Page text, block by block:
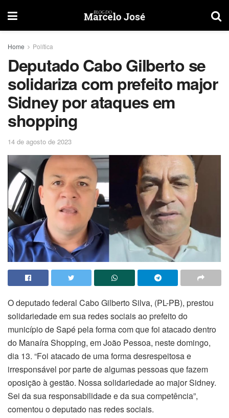
Home Política
Deputado Cabo Gilberto se
solidariza com prefeito major
Sidney por ataques em
shopping
14 de agosto de 2023
O deputado federal Cabo Gilberto Silva, (PL-PB), prestou
solidariedade em sua redes sociais ao prefeito do
município de Sapé pela forma com que foi atacado dentro
do Manaíra Shopping, em João Pessoa, neste domingo,
dia 13. “Foi atacado de uma forma desrespeitosa e
irresponsável por parte de algumas pessoas que fazem
oposição à gestão. Nossa solidariedade ao major Sidney.
Sei da sua responsabilidade e da sua competência”,
comentou o deputado nas redes sociais.